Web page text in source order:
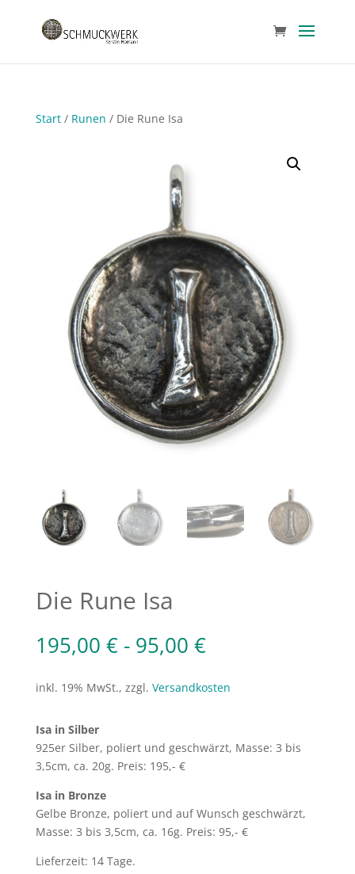
Start/ Runen / Die Rune Isa
Die Rune Isa
195,00 €- 95,00 €
inkl. 19% MwSt., zzgl. Versandkosten
Isa in Silber
925er Silber, poliert und geschwärzt, Masse: 3 bis
3,5cm, ca. 20g. Preis: 195,- €
Isa in Bronze
Gelbe Bronze, poliert und auf Wunsch geschwärzt,
Masse: 3 bis 3,5cm, ca. 16g. Preis: 95,- €
Lieferzeit: 14 Tage.